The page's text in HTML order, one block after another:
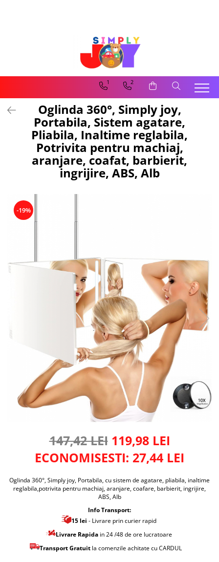
Frumusete, bijuterii, accesorii
Jucarii educative, interactive
Puzzle si seturi de construit
Stickere, Abtibilduri, Autocolante
1 2
Oglinda 360°, Simply joy,
Portabila, Sistem agatare,
Pliabila, Inaltime reglabila,
Potrivita pentru machiaj,
aranjare, coafat, barbierit,
ingrijire, ABS, Alb
-19%
147,42 LEI 119,98 LEI
ECONOMISESTI: 27,44 LEI
Oglinda 360°, Simply joy, Portabila, cu sistem de agatare, pliabila, inaltime
reglabila,potrivita pentru machiaj, aranjare, coafare, barbierit, ingrijire,
ABS, Alb
Info Transport:
15 lei - Livrare prin curier rapid
Livrare Rapida in 24 /48 de ore lucratoare
Transport Gratuit la comenzile achitate cu CARDUL